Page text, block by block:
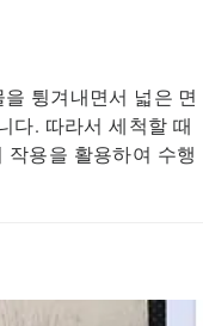
튕겨내면서 넓은 면
다. 따라서 세척할 때
용을 활용하여 수행